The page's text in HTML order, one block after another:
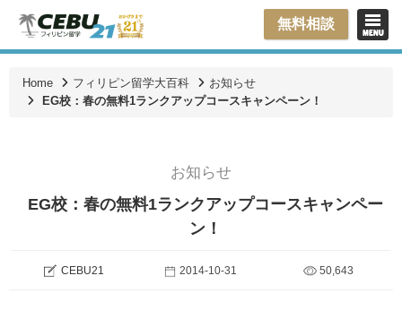
無料相談
Home フィリピン留学大百科
お知らせ
EG校：春の無料1ランクアップコースキャンペーン！
お知らせ
EG校：春の無料1ランクアップコースキャンペー
ン！
CEBU21 2014-10-31 50,643